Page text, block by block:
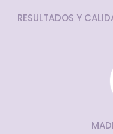
RESULTADOS Y